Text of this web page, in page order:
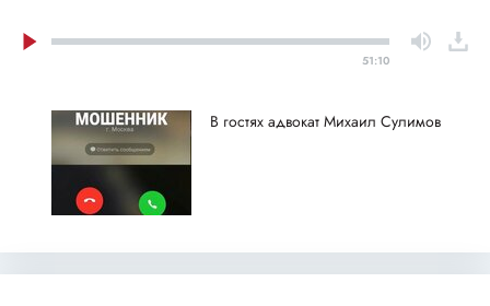
51:10
В гостях адвокат Михаил Сулимов